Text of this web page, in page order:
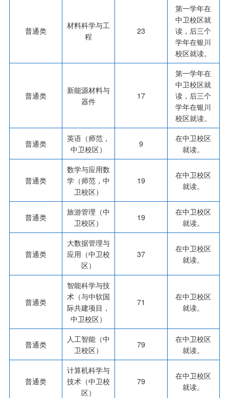
普通类
材料科学与工
程
23
第一学年在
中卫校区就
读，后三个
学年在银川
校区就读。
普通类
新能源材料与
器件
17
第一学年在
中卫校区就
读，后三个
学年在银川
校区就读。
普通类
英语（师范，
中卫校区）
9
在中卫校区
就读。
普通类
数学与应用数
学（师范，中
卫校区）
19
在中卫校区
就读。
普通类
旅游管理（中
卫校区）
19
在中卫校区
就读。
普通类
大数据管理与
应用（中卫校
区）
37
在中卫校区
就读。
普通类
智能科学与技
术（与中软国
际共建项目，
中卫校区）
71
在中卫校区
就读。
普通类
人工智能（中
卫校区）
79
在中卫校区
就读。
普通类
计算机科学与
技术（中卫校
区）
79
在中卫校区
就读。